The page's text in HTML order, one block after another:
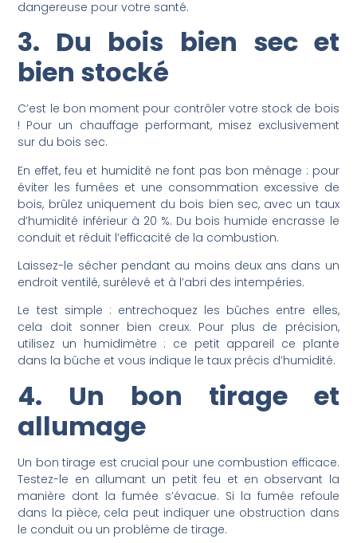
dangereuse pour votre santé.
3. Du bois bien sec et
bien stocké
C’est le bon moment pour contrôler votre stock de bois
! Pour un chauffage performant, misez exclusivement
sur du bois sec.
En effet, feu et humidité ne font pas bon ménage : pour
éviter les fumées et une consommation excessive de
bois, brûlez uniquement du bois bien sec, avec un taux
d’humidité inférieur à 20 %. Du bois humide encrasse le
conduit et réduit l’efficacité de la combustion.
Laissez-le sécher pendant au moins deux ans dans un
endroit ventilé, surélevé et à l’abri des intempéries.
Le test simple : entrechoquez les bûches entre elles,
cela doit sonner bien creux. Pour plus de précision,
utilisez un humidimètre : ce petit appareil ce plante
dans la bûche et vous indique le taux précis d’humidité.
4. Un bon tirage et
allumage
Un bon tirage est crucial pour une combustion efficace.
Testez-le en allumant un petit feu et en observant la
manière dont la fumée s’évacue. Si la fumée refoule
dans la pièce, cela peut indiquer une obstruction dans
le conduit ou un problème de tirage.